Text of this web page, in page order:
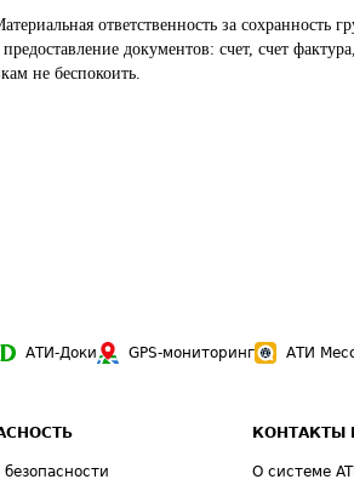
ответственность за сохранность
документов: счет, счет
не беспокоить.
АТИ-Доки GPS-мониторинг АТИ
безопасности
КОНТАКТЫ
О системе